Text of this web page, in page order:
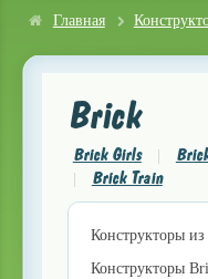
Главная
Brick
Brick Girls
Brick Train
Конструкторы
Конструкторы